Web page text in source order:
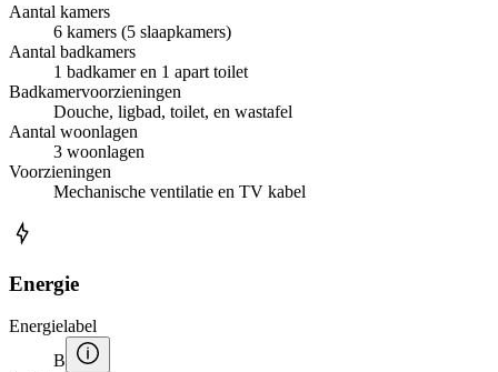
Aantal kamers
6 kamers (5 slaapkamers)
Aantal badkamers
1 badkamer en 1 apart toilet
Badkamervoorzieningen
Douche, ligbad, toilet, en wastafel
Aantal woonlagen
3 woonlagen
Voorzieningen
Mechanische ventilatie en TV kabel
Energie
Energielabel
B